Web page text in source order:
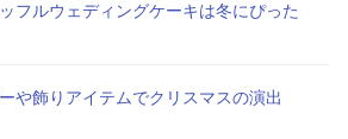
フルウェディングケーキは冬にぴった
や飾りアイテムでクリスマスの演出